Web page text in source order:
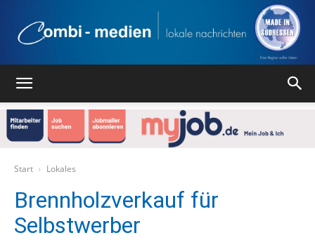
Start Lokales
Brennholzverkauf für
Selbstwerber